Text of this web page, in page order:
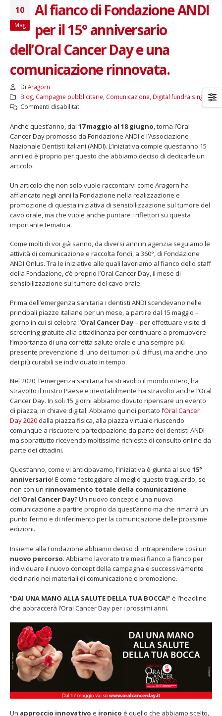
10
Mag
Al fianco di Fondazione ANDI
per il 15° anniversario
dell’Oral Cancer Day e una
comunicazione rinnovata.
Di Aragorn
Blog, Campagne pubblicitarie Comunicazione Digital fundraising
Commenti disabilitatisu
fianco
di
Fondazione
ANDI
15°
anniversario
dell’Oral
Cancer
una
comunicazione
rinnovata.
Anche quest’anno, dal 17 maggio al 18 giugno, torna l’Oral
Cancer Day promosso da Fondazione ANDI e l’Associazione
Nazionale Dentisti Italiani (ANDI). L’iniziativa compie quest’anno 15
anni ed è proprio per questo che abbiamo deciso di dedicarle un
articolo.
Un articolo che non solo vuole raccontarvi come Aragorn ha
affiancato negli anni la Fondazione nella realizzazione e
promozione di questa iniziativa di sensibilizzazione sul tumore del
cavo orale, ma che vuole anche puntare i riflettori su questa
importante tematica.
Come molti di voi già sanno, da diversi anni in agenzia seguiamo le
attività di comunicazione e raccolta fondi, a 360°, di Fondazione
ANDI Onlus. Tra le iniziative alle quali lavoriamo al fianco dello staff
della Fondazione, c’è proprio l’Oral Cancer Day, il mese di
sensibilizzazione sul tumore del cavo orale.
Prima dell’emergenza sanitaria i dentisti ANDI scendevano nelle
principali piazze italiane per un mese, a partire dal 15 maggio –
giorno in cui si celebra l’Oral Cancer Day– per effettuare visite di
screening gratuite alla cittadinanza per continuare a promuovere
l’importanza di una corretta salute orale e una sempre più
presente prevenzione di uno dei tumori più diffusi, ma anche uno
dei più curabili se individuato in tempo.
Nel 2020, l’emergenza sanitaria ha stravolto il mondo intero, ha
stravolto il nostro Paese e inevitabilmente ha stravolto anche l’Oral
Cancer Day. In soli 15 giorni abbiamo dovuto ripensare un evento
di piazza, in chiave digital. Abbiamo quindi portato l’Oral Cancer
Day 2020 dalla piazza fisica, alla piazza virtuale riuscendo
comunque a riscuotere partecipazione da parte dei dentisti ANDI
ma soprattutto ricevendo moltissime richieste di consulto online da
parte dei cittadini.
Quest’anno, come vi anticipavamo, l’iniziativa è giunta al suo 15°
anniversario! E come festeggiare al meglio questo traguardo, se
non con un rinnovamento totale della comunicazione
dell’Oral Cancer Day? Un nuovo concept e una nuova
comunicazione a partire proprio da quest’anno ma che rimarrà un
punto fermo e di riferimento per la comunicazione delle prossime
edizioni.
Insieme alla Fondazione abbiamo deciso di intraprendere così un
nuovo percorso. Abbiamo lavorato tre mesi fianco a fianco per
individuare il nuovo concept della campagna e successivamente
declinarlo nei materiali di comunicazione e promozione.
“DAI UNA MANO ALLA SALUTE DELLA TUA BOCCA!” è l’headline
che abbraccerà l’Oral Cancer Day per i prossimi anni.
Un approccio innovativo e ironico è quello che abbiamo scelto,
malati e fragili, VIDAS lancia
una campagna per rafforzare
l’assistenza domiciliare
2026
carnet per le Prove Aperte
della Filarmonica della
Dicembre 14, 2024
anni di Fondazione TOG
Giugno 15, 2026
18 e 19 dicembre 2026 –
gospel benefico per